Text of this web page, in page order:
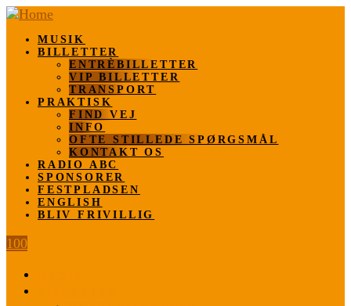
MUSIK
BILLETTER
ENTRÈBILLETTER
VIP BILLETTER
TRANSPORT
PRAKTISK
FIND VEJ
INFO
OFTE STILLEDE SPØRGSMÅL
KONTAKT OS
RADIO ABC
SPONSORER
FESTPLADSEN
ENGLISH
BLIV FRIVILLIG
100